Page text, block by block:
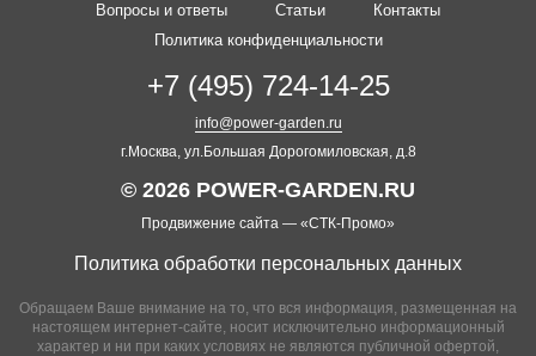
Вопросы и ответы
Статьи
Контакты
Политика конфиденциальности
+7 (495) 724-14-25
info@power-garden.ru
г.Москва, ул.Большая Дорогомиловская, д.8
Обращаем Ваше внимание на то, что вся информация, размещенная на
настоящем интернет-сайте, носит исключительно информационный
характер и ни при каких условиях не являются публичной офертой,
© 2026 POWER-GARDEN.RU
Продвижение сайта — «СТК-Промо»
Политика обработки персональных данных